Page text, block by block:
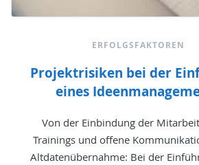
ERFOLGSFAKTOREN
Projektrisiken bei der
eines
Von der Einbindung der
Trainings und offene
Altdatenübernahme: Bei der